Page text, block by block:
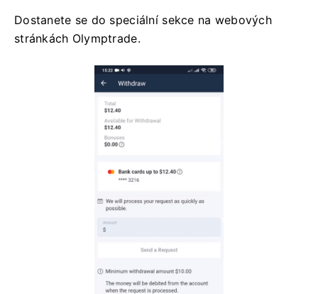
Dostanete se do speciální sekce na webových
stránkách Olymptrade.